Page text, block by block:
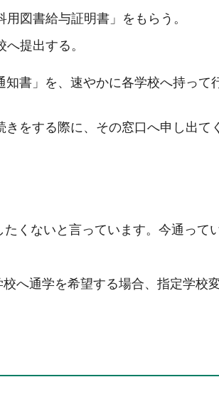
図書給与証明書」をもらう。
提出する。
書」を、速やかに各学校へ持って
をする際に、その窓口へ申し出て
くないと言っています。今通って
へ通学を希望する場合、指定学校